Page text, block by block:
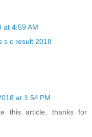
at 4:59 AM
s c result 2018
at 1:54 PM
this article, thanks for